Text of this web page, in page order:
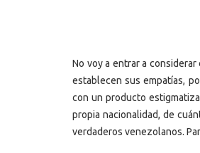
No voy a entrar a
establecen sus empatías,
con un producto
propia nacionalidad, de
verdaderos venezolanos.